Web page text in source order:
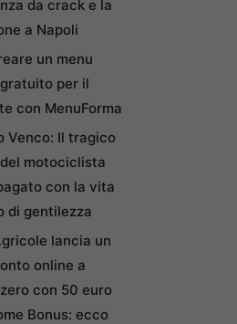
da crack e la
a Napoli
un menu
per il
con MenuForma
Venco: Il tragico
motociclista
con la vita
di gentilezza
lancia un
online a
con 50 euro
Bonus: ecco